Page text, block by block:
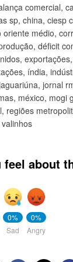
comercial,
sp, china, ciesp
oriente médio,
, déficit
, exportações,
, índia,
, jornal
, méxico, mogi
, regiões
valinhos
feel about
0%
Sad
0%
Angry